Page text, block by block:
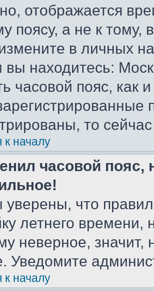
отображается
поясу, а не к тому,
в личных
вы находитесь:
часовой пояс, как
то
к началу
часовой пояс,
что
летнего
неверное, значит,
Уведомите
к началу